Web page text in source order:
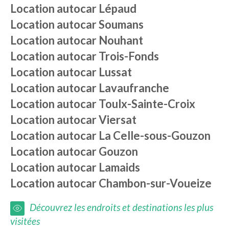
Location autocar Lépaud
Location autocarSoumans
Location autocar Nouhant
Location autocarTrois-Fonds
Location autocar Lussat
Location autocar Lavaufranche
Location autocarToulx-Sainte-Croix
Location autocarViersat
Location autocar La Celle-sous-Gouzon
Location autocarGouzon
Location autocar Lamaids
Location autocarChambon-sur-Voueize
Découvrez les endroits et destinations les plus
visitées